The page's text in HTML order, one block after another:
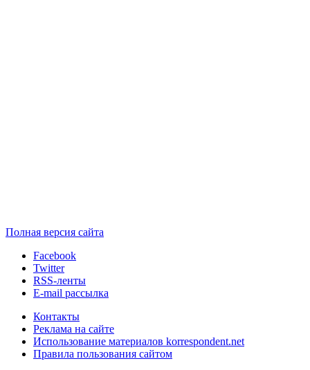
Полная версия сайта
Facebook
Twitter
RSS-ленты
E-mail рассылка
Контакты
Реклама на сайте
Использование материалов korrespondent.net
Правила пользования сайтом